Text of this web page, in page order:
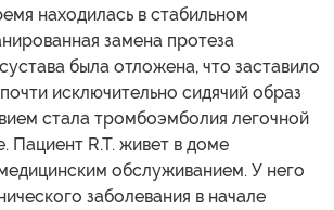
находилась в стабильном
замена протеза
была отложена, что заставило
исключительно сидячий образ
стала тромбоэмболия легочной
Пациент R.T. живет в доме
обслуживанием. У него
заболевания в начале